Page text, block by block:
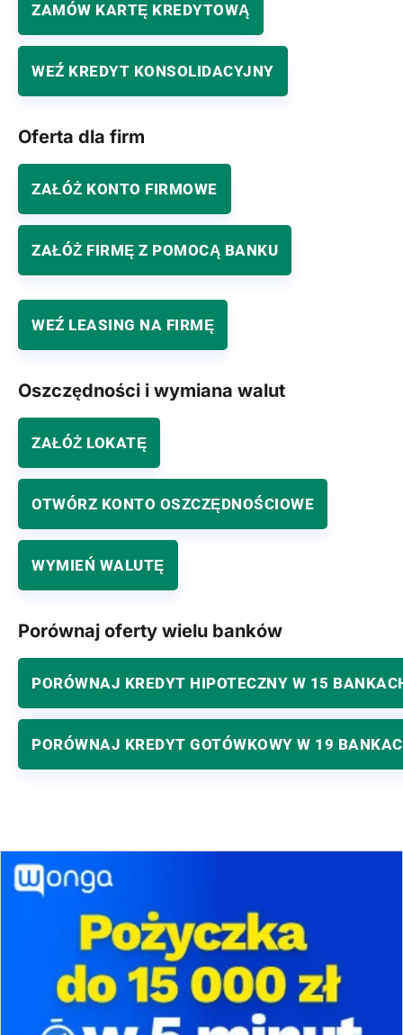
ZAMÓW KARTĘ KREDYTOWĄ
WEŹ KREDYT KONSOLIDACYJNY
Oferta dla firm
ZAŁÓŻ KONTO FIRMOWE
ZAŁÓŻ FIRMĘ Z POMOCĄ BANKU
WEŹ LEASING NA FIRMĘ
Oszczędności i wymiana walut
ZAŁÓŻ LOKATĘ
OTWÓRZ KONTO OSZCZĘDNOŚCIOWE
WYMIEŃ WALUTĘ
Porównaj oferty wielu banków
PORÓWNAJ KREDYT HIPOTECZNY W 15
PORÓWNAJ KREDYT GOTÓWKOWY W 19